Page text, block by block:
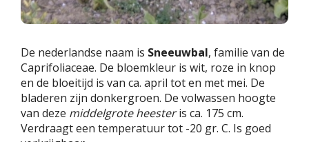
De nederlandse naam is Sneeuwbal, familie van de
Caprifoliaceae. De bloemkleur is wit, roze in knop
en de bloeitijd is van ca. april tot en met mei. De
bladeren zijn donkergroen. De volwassen hoogte
van deze middelgrote heesteris ca. 175 cm.
Verdraagt een temperatuur tot -20 gr. C. Is goed